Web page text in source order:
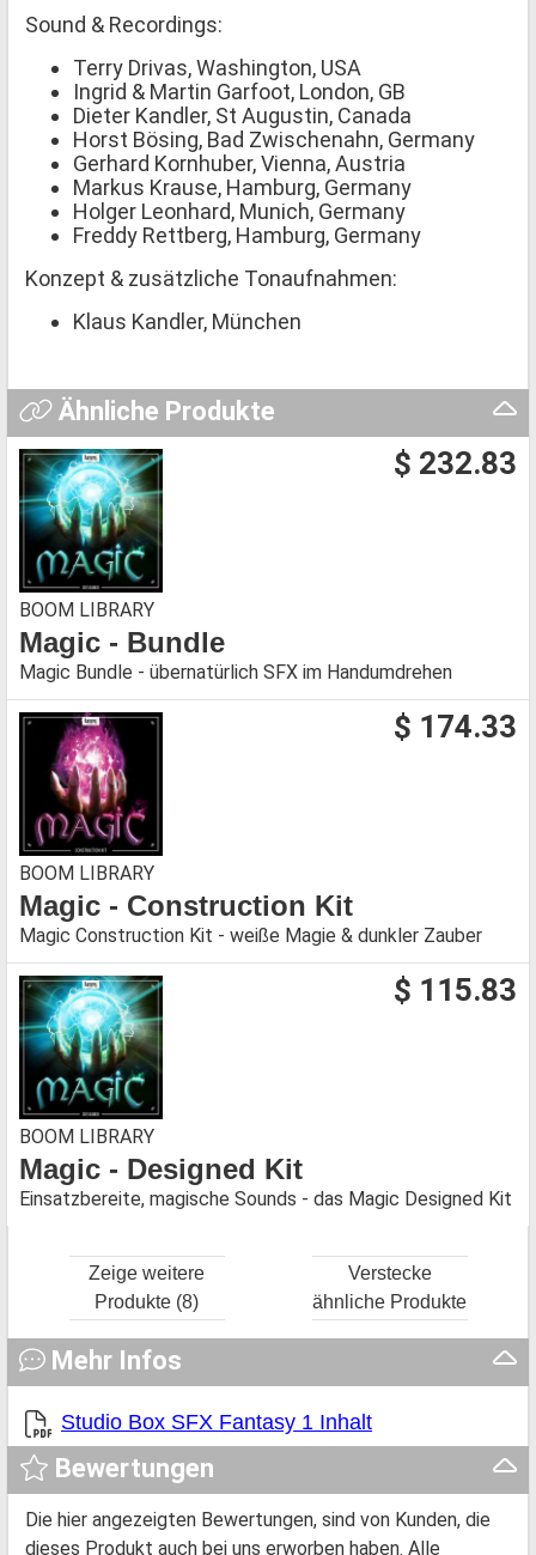
Sound & Recordings:
Terry Drivas, Washington, USA
Ingrid & Martin Garfoot, London, GB
Dieter Kandler, St Augustin, Canada
Horst Bösing, Bad Zwischenahn, Germany
Gerhard Kornhuber, Vienna, Austria
Markus Krause, Hamburg, Germany
Holger Leonhard, Munich, Germany
Freddy Rettberg, Hamburg, Germany
Konzept & zusätzliche Tonaufnahmen:
Klaus Kandler, München
Ähnliche Produkte
$ 232.83
BOOM LIBRARY
Magic - Bundle
Magic Bundle - übernatürlich SFX im Handumdrehen
$ 174.33
BOOM LIBRARY
Magic - Construction Kit
Magic Construction Kit - weiße Magie & dunkler Zauber
$ 115.83
BOOM LIBRARY
Magic - Designed Kit
Einsatzbereite, magische Sounds - das Magic Designed Kit
Zeige weitere
Produkte (8)
Verstecke
ähnliche Produkte
Mehr Infos
Studio Box SFX Fantasy 1 Inhalt
Bewertungen
Die hier angezeigten Bewertungen, sind von Kunden, die
dieses Produkt auch bei uns erworben haben. Alle